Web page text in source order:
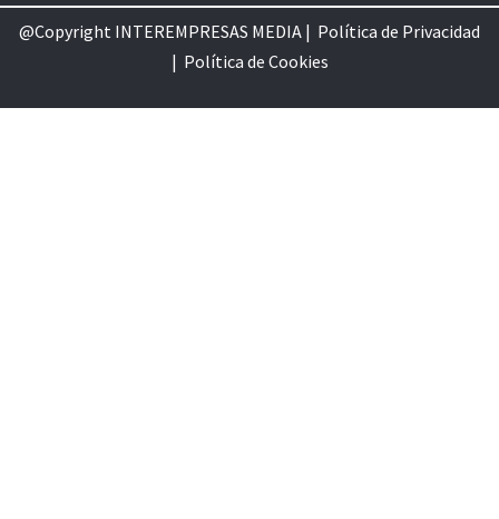
@Copyright INTEREMPRESAS MEDIA | Política de Privacidad
| Política de Cookies